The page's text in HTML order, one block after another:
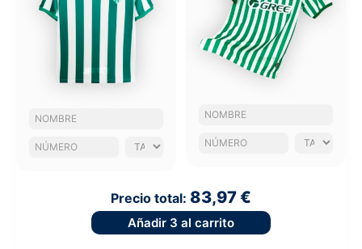
Precio total: 83,97 €
Añadir 3 al carrito